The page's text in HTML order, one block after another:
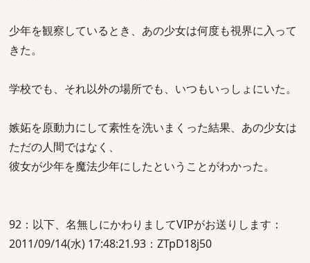
少年を観察しているとき、あの少女は何度も視界に入って
きた。
学校でも、それ以外の場所でも、いつもいっしょにいた。
嫉妬を原動力にして素性を洗いまくった結果、あの少女は
ただの人間ではなく、
彼女が少年を魔法少年にしたということがわかった。
92：以下、名無しにかわりましてVIPがお送りします：
2011/09/14(水) 17:48:21.93：ZTpD18j50